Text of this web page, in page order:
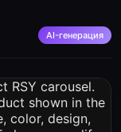
AI-генерация